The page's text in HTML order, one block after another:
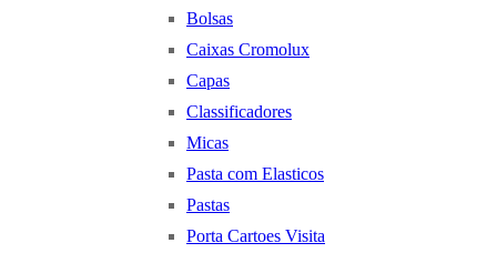
Bolsas
Caixas Cromolux
Capas
Classificadores
Micas
Pasta com Elasticos
Pastas
Porta Cartoes Visita